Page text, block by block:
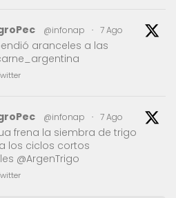
@infonap · 7 Ago
aranceles a las
@infonap · 7 Ago
frena la siembra de trigo
los ciclos cortos
@ArgenTrigo